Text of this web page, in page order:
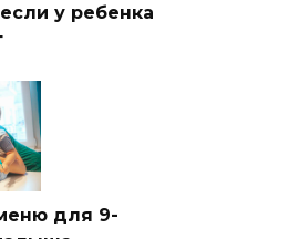
у ребенка
для 9-